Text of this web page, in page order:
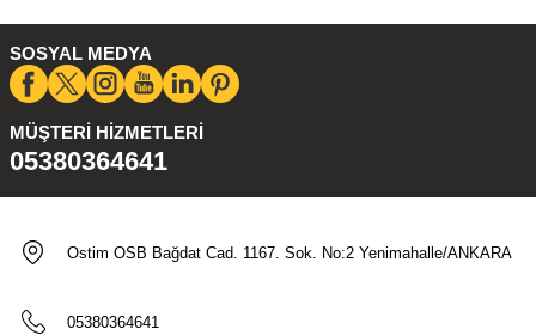
SOSYAL MEDYA
MÜŞTERI HIZMETLERI
05380364641
Ostim OSB Bağdat Cad. 1167. Sok. No:2 Yenimahalle/ANKARA
05380364641